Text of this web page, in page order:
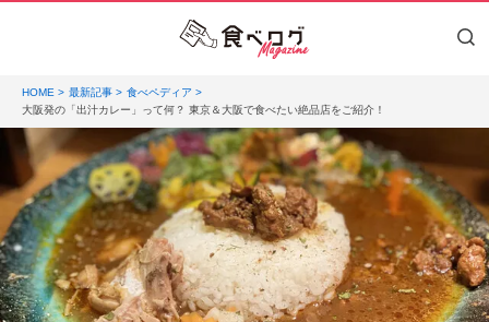
HOME 最新記事
食べペディア
大阪発の「出汁カレー」って何？ 東京＆大阪で食べたい絶品店をご紹介！